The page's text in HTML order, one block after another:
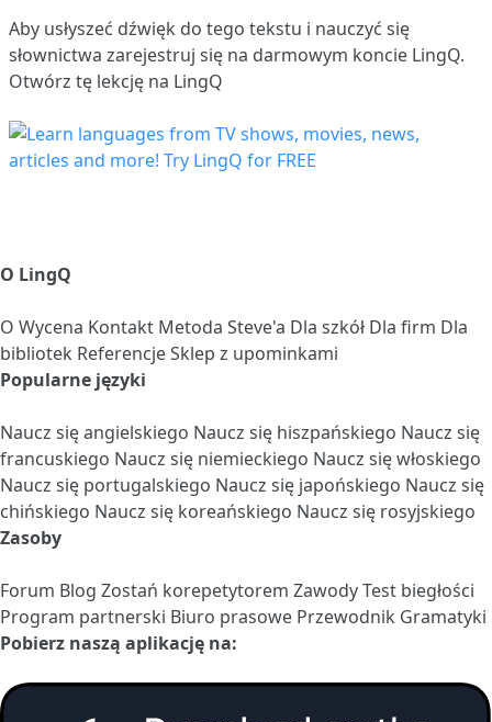
Aby usłyszeć dźwięk do tego tekstu i nauczyć się
słownictwa zarejestruj się na darmowym koncie LingQ.
Otwórz tę lekcję na LingQ
O LingQ
O Wycena Kontakt Metoda Steve'a Dla szkół Dla firm Dla
bibliotek ReferencjeSklep z upominkami
Popularne języki
Naucz się angielskiego Naucz się hiszpańskiego Naucz się
francuskiego Naucz się niemieckiego Naucz się włoskiego
Naucz się portugalskiego Naucz się japońskiego Naucz się
chińskiego Naucz się koreańskiego Naucz się rosyjskiego
Zasoby
Forum Blog Zostań korepetytorem ZawodyTest biegłości
Program partnerski Biuro prasowe Przewodnik Gramatyki
Pobierz naszą aplikację na: